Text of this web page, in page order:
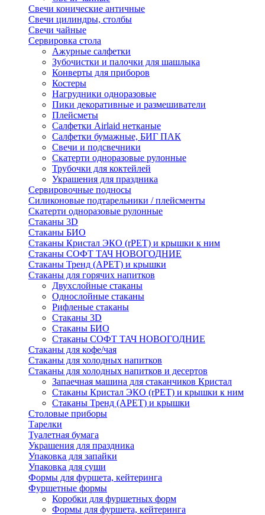
Свечи конические античные
Свечи цилиндры, столбы
Свечи чайные
Сервировка стола
Ажурные салфетки
Зубочистки и палочки для шашлыка
Конверты для приборов
Костеры
Нагрудники одноразовые
Пики декоративные и размешиватели
Плейсметы
Салфетки Airlaid нетканые
Салфетки бумажные, БИГ ПАК
Свечи и подсвечники
Скатерти одноразовые рулонные
Трубочки для коктейлей
Украшения для праздника
Сервировочные подносы
Силиконовые подтарельники / плейсменты
Скатерти одноразовые рулонные
Стаканы 3D
Стаканы БИО
Стаканы Кристал ЭКО (rPET) и крышки к ним
Стаканы СОФТ ТАЧ НОВОГОДНИЕ
Стаканы Тренд (APET) и крышки
Стаканы для горячих напитков
Двухслойные стаканы
Однослойные стаканы
Рифленые стаканы
Стаканы 3D
Стаканы БИО
Стаканы СОФТ ТАЧ НОВОГОДНИЕ
Стаканы для кофе/чая
Стаканы для холодных напитков
Стаканы для холодных напитков и десертов
Запаечная машина для стаканчиков Кристал
Стаканы Кристал ЭКО (rPET) и крышки к ним
Стаканы Тренд (APET) и крышки
Столовые приборы
Тарелки
Туалетная бумага
Украшения для праздника
Упаковка для запайки
Упаковка для суши
Формы для фуршета, кейтеринга
Фуршетные формы
Коробки для фуршетных форм
Формы для фуршета, кейтеринга